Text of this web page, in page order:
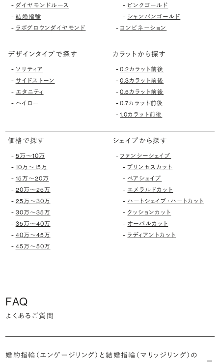
- ダイヤモンドルース
- 結婚指輪
- ラボグロウンダイヤモンド
- ピンクゴールド
- シャンパンゴールド
- コンビネーション
デザインタイプで探す
- ソリティア
- サイドストーン
- エタニティ
- ヘイロー
カラットから探す
-0.2カラット前後
-0.3カラット前後
-0.5カラット前後
-0.7カラット前後
-1.0カラット前後
価格で探す
- 5万〜10万
- 10万〜15万
- 15万〜20万
- 20万〜25万
- 25万〜30万
- 30万〜35万
- 35万〜40万
- 40万〜45万
- 45万〜50万
シェイプから探す
- ファンシーシェイプ
-プリンセスカット
- ペアシェイプ
- エメラルドカット
- ハートシェイプ・ハートカット
- クッションカット
- オーバルカット
- ラディアントカット
FAQ
よくあるご質問
婚約指輪（エンゲージリング）と結婚指輪（マリッジリング）の